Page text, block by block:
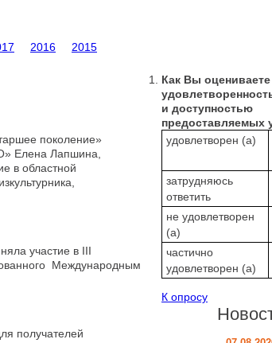
2016 2015
поколение»
Елена Лапшина,
в областной
участие в III
Международным
получателей
Как Вы оцениваете
и доступностью
предоставляемых
удовлетворен (а)
затрудняюсь
ответить
не удовлетворен
(а)
частично
удовлетворен (а)
К опросу